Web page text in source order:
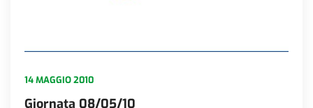
14 MAGGIO 2010
Giornata 08/05/10